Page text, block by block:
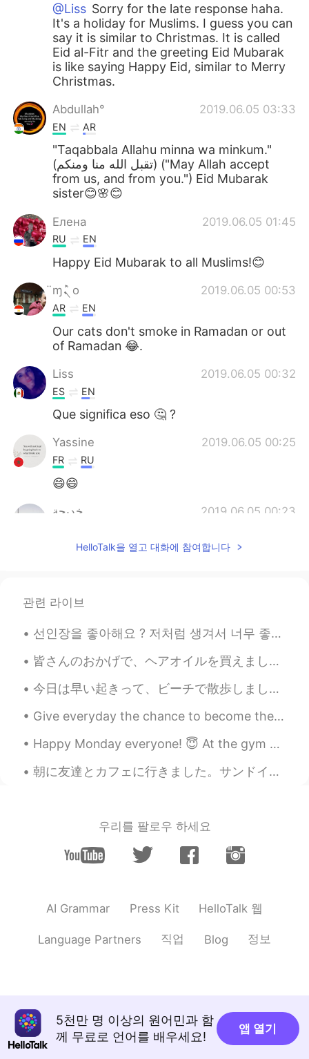
@Liss Sorry for the late response haha.
It's a holiday for Muslims. I guess you can
say it is similar to Christmas. It is called
Eid al-Fitr and the greeting Eid Mubarak
is like saying Happy Eid, similar to Merry
Christmas.
Abdullah° 2019.06.05 03:33
EN AR
"Taqabbala Allahu minna wa minkum."
(تقبل الله منا ومنكم) ("May Allah accept
from us, and from you.") Eid Mubarak
sister😊🌸😊
Елена 2019.06.05 01:45
RU EN
Happy Eid Mubarak to all Muslims!😊
̈ɱܰܰܰܰܳܢ o 2019.06.05 00:53
AR EN
Our cats don't smoke in Ramadan or out
of Ramadan 😂.
Liss 2019.06.05 00:32
ES EN
Que significa eso 🤔 ?
Yassine 2019.06.05 00:25
FR RU
😄😄
خديجة 2019.06.05 00:23
Eid Mubarak for u too.
HelloTalk을 열고 대화에 참여합니다
관련 라이브
선인장을 좋아해요 ? 저처럼 생겨서 너무 좋은 것 같아요. 따끔따끔하지만, 그 안에 생기가 있어요 🌵🌵🌵 サボテンは好きですか？ 私に似ているので気に入っていると思います。 ちく...
皆さんのおかげで、ヘアオイルを買えました。😁 一昨日イオンモールに行って、ヘアオイルを買おうとしたら、いっぱいあって、迷ってましたから、売り場の写真を撮って、昨日ハロートークで投稿しました。🤓...
今日は早い起きって、ビーチで散歩しました。崖の中で面白い石を見えました。色々な層の過去を見えることができます。小さい滝も偶然見つけりました。探検に行ったら、たくさんの珍しい場所を発見することがで...
Give everyday the chance to become the most beautiful day of your life ! Be happy , not because e...
Happy Monday everyone! 😇 At the gym with my new Texas Longhorn shirt even though they sick! 😅 I s...
朝に友達とカフェに行きました。サンドイッチを食べました。美味しかったです！友達はクレッサントを食べました。 シベリアですべてが安いです。私のサンドイッチはいくら1ドルでした。私の友達のくレッサ...
우리를 팔로우 하세요
AI Grammar Press Kit HelloTalk 웹
Language Partners 직업 Blog 정보
5천만 명 이상의 원어민과 함
께 무료로 언어를 배우세요!
앱 열기